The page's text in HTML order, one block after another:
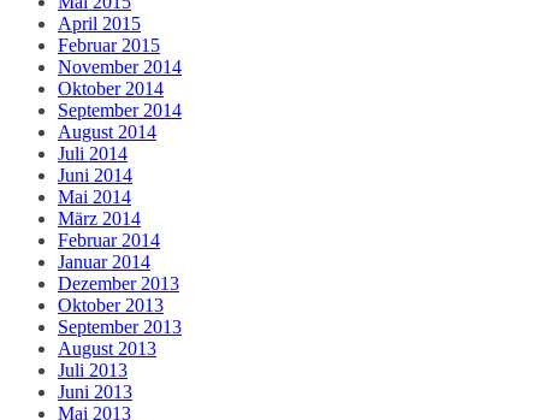
April 2015
Februar 2015
November 2014
Oktober 2014
September 2014
August 2014
Juli 2014
Juni 2014
Mai 2014
März 2014
Februar 2014
Januar 2014
Dezember 2013
Oktober 2013
September 2013
August 2013
Juli 2013
Juni 2013
Mai 2013